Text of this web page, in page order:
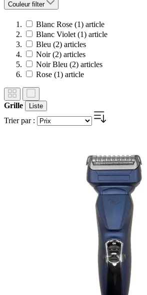
Couleur filter
Blanc Rose (1) article
Blanc Violet (1) article
Bleu (2) articles
Noir (2) articles
Noir Bleu (2) articles
Rose (1) article
Grille Liste
Trier par :